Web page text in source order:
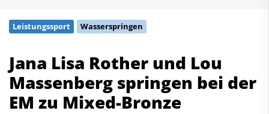
Leistungssport Wasserspringen
Jana Lisa Rother und Lou
Massenberg springen bei der
EM zu Mixed-Bronze
Freiwasserschwimmen
Wasserball
Synchronschwimmen
Masterssport